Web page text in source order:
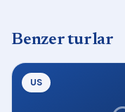
Benzer turlar
US